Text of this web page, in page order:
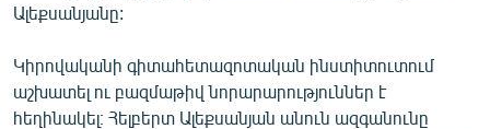
Հայերեն
English
Русский
Ալեքսանյանը:
Կիրովականի գիտահետազոտական ինստիտուտում
աշխատել ու բազմաթիվ նորարարություններ է
հեղինակել։ Հելբերտ Ալեքսանյան անուն ազգանունը